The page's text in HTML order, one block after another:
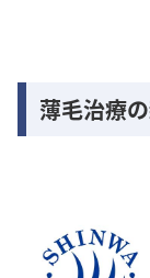
薄毛治療